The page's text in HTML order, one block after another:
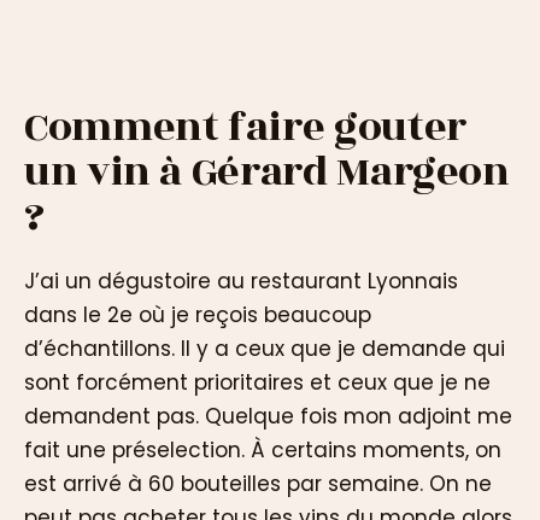
Comment faire gouter
un vin à Gérard Margeon
?
J’ai un dégustoire au restaurant Lyonnais
dans le 2e où je reçois beaucoup
d’échantillons. Il y a ceux que je demande qui
sont forcément prioritaires et ceux que je ne
demandent pas. Quelque fois mon adjoint me
fait une préselection. À certains moments, on
est arrivé à 60 bouteilles par semaine. On ne